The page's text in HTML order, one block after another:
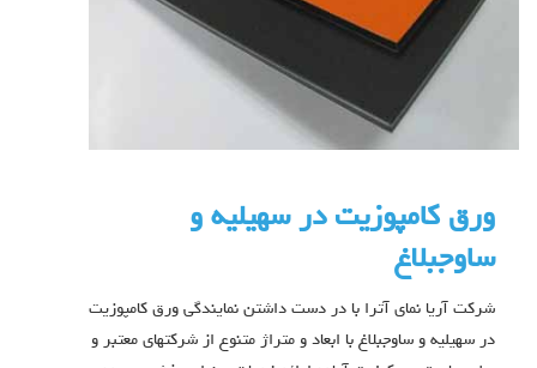
ورق کامپوزیت در سهیلیه و
ساوجبلاغ
شرکت آریا نمای آترا با در دست داشتن نمایندگی ورق کامپوزیت
در سهیلیه و ساوجبلاغ با ابعاد و متراژ متنوع از شرکتهای معتبر و